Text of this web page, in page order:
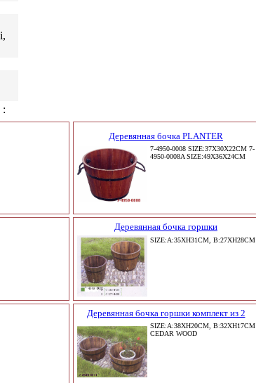
:
Деревянная бочка PLANTER
7-4950-0008 SIZE:37X30X22CM 7-
4950-0008A SIZE:49X36X24CM
Деревянная бочка горшки
SIZE:A:35XH31CM, B:27XH28CM
Деревянная бочка горшки комплект из 2
SIZE:A:38XH20CM, B:32XH17CM
CEDAR WOOD